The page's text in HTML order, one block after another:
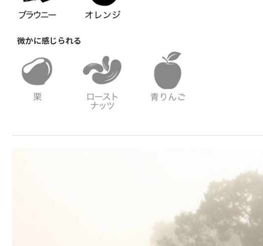
微かに感じられる